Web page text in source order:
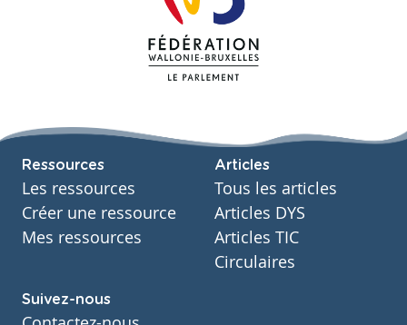
Ressources
Les ressources
Créer une ressource
Mes ressources
Articles
Tous les articles
Articles DYS
Articles TIC
Circulaires
Suivez-nous